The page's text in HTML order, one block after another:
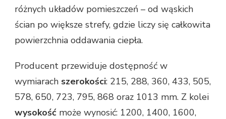
różnych układów pomieszczeń – od wąskich
ścian po większe strefy, gdzie liczy się całkowita
powierzchnia oddawania ciepła.
Producent przewiduje dostępność w
wymiarach szerokości: 215, 288, 360, 433, 505,
578, 650, 723, 795, 868 oraz 1013 mm. Z kolei
wysokość może wynosić: 1200, 1400, 1600,